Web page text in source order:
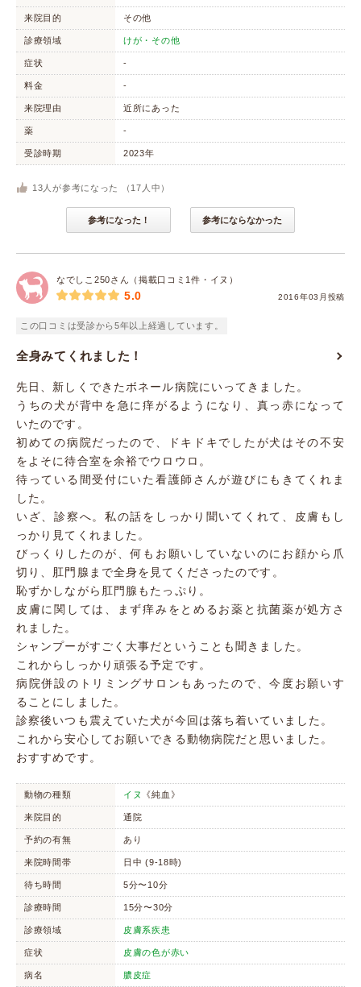
来院目的 その他
診療領域 けが・その他
症状 -
料金 -
来院理由 近所にあった
薬 -
受診時期 2023年
13 人が参考になった （ 17 人中）
参考になった！ 参考にならなかった
なでしこ250さん（掲載口コミ1件・イヌ）
2016年03月投稿
5.0
この口コミは受診から5年以上経過しています。
全身みてくれました！
先日、新しくできたボネール病院にいってきました。
うちの犬が背中を急に痒がるようになり、真っ赤になって
いたのです。
初めての病院だったので、ドキドキでしたが犬はその不安
をよそに待合室を余裕でウロウロ。
待っている間受付にいた看護師さんが遊びにもきてくれま
した。
いざ、診察へ。私の話をしっかり聞いてくれて、皮膚もし
っかり見てくれました。
びっくりしたのが、何もお願いしていないのにお顔から爪
切り、肛門腺まで全身を見てくださったのです。
恥ずかしながら肛門腺もたっぷり。
皮膚に関しては、まず痒みをとめるお薬と抗菌薬が処方さ
れました。
シャンプーがすごく大事だということも聞きました。
これからしっかり頑張る予定です。
病院併設のトリミングサロンもあったので、今度お願いす
ることにしました。
診察後いつも震えていた犬が今回は落ち着いていました。
これから安心してお願いできる動物病院だと思いました。
おすすめです。
動物の種類 イヌ 《純血》
来院目的 通院
予約の有無 あり
来院時間帯 日中 (9-18時)
待ち時間 5分〜10分
診療時間 15分〜30分
診療領域 皮膚系疾患
症状 皮膚の色が赤い
病名 膿皮症